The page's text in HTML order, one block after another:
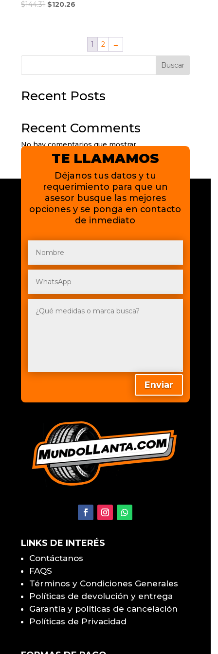
$144.31 El
$120.26
$120.26.
1 2 →
Buscar
Recent Posts
Recent Comments
No hay comentarios que mostrar.
TE LLAMAMOS
Déjanos tus datos y tu
requerimiento para que un
asesor busque las mejores
opciones y se ponga en contacto
de inmediato
Enviar
LINKS DE INTERÉS
Contáctanos
FAQS
Términos y Condiciones Generales
Políticas de devolución y entrega
Garantía y políticas de cancelación
Políticas de Privacidad